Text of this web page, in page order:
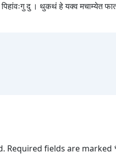
पिहांवःगु दु । थुकथं हे यक्व मचाम्येत
Required fields are marked